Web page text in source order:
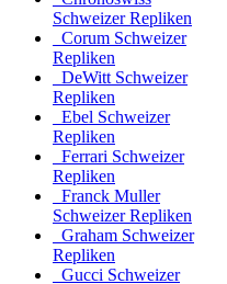
Schweizer Repliken
Corum Schweizer
Repliken
DeWitt Schweizer
Repliken
Ebel Schweizer
Repliken
Ferrari Schweizer
Repliken
Franck Muller
Schweizer Repliken
Graham Schweizer
Repliken
Gucci Schweizer